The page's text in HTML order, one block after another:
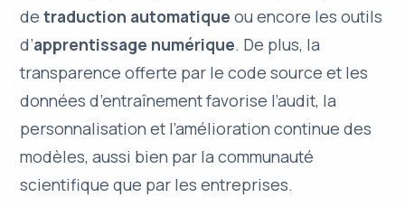
detraduction automatique ou encore les outils
d’apprentissage numérique. De plus, la
transparence offerte par le code source et les
données d’entraînement favorise l’audit, la
personnalisation et l’amélioration continue des
modèles, aussi bien par la communauté
scientifique que par les entreprises.